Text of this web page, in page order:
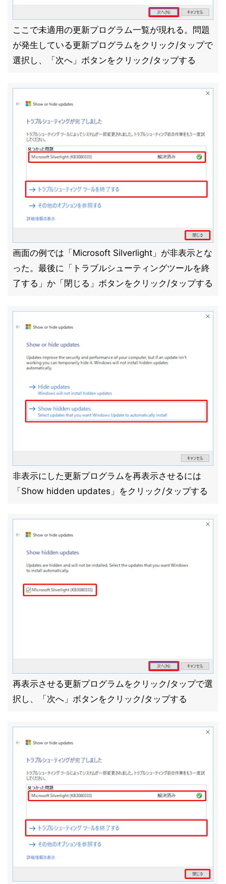
ここで未適用の更新プログラム一覧が現れる。問題
が発生している更新プログラムをクリック/タップで
選択し、「次へ」ボタンをクリック/タップする
画面の例では「Microsoft Silverlight」が非表示とな
った。最後に「トラブルシューティングツールを終
了する」か「閉じる」ボタンをクリック/タップする
非表示にした更新プログラムを再表示させるには
「Show hidden updates」をクリック/タップする
再表示させる更新プログラムをクリック/タップで選
択し、「次へ」ボタンをクリック/タップする